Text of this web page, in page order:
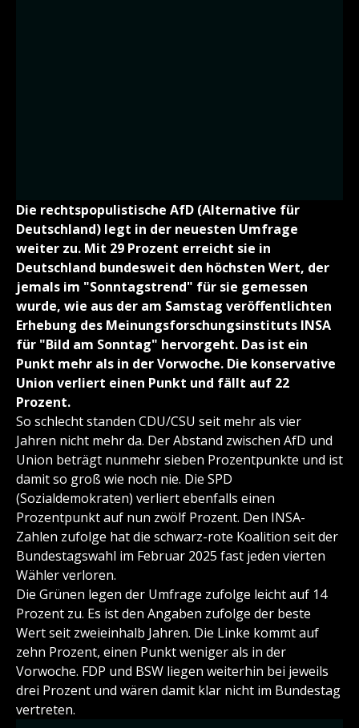
Die rechtspopulistische AfD (Alternative für
Deutschland) legt in der neuesten Umfrage
weiter zu. Mit 29 Prozent erreicht sie in
Deutschland bundesweit den höchsten Wert, der
jemals im "Sonntagstrend" für sie gemessen
wurde, wie aus der am Samstag veröffentlichten
Erhebung des Meinungsforschungsinstituts INSA
für "Bild am Sonntag" hervorgeht. Das ist ein
Punkt mehr als in der Vorwoche. Die konservative
Union verliert einen Punkt und fällt auf 22
Prozent.
So schlecht standen CDU/CSU seit mehr als vier
Jahren nicht mehr da. Der Abstand zwischen AfD und
Union beträgt nunmehr sieben Prozentpunkte und ist
damit so groß wie noch nie. Die SPD
(Sozialdemokraten) verliert ebenfalls einen
Prozentpunkt auf nun zwölf Prozent. Den INSA-
Zahlen zufolge hat die schwarz-rote Koalition seit der
Bundestagswahl im Februar 2025 fast jeden vierten
Wähler verloren.
Die Grünen legen der Umfrage zufolge leicht auf 14
Prozent zu. Es ist den Angaben zufolge der beste
Wert seit zweieinhalb Jahren. Die Linke kommt auf
zehn Prozent, einen Punkt weniger als in der
Vorwoche. FDP und BSW liegen weiterhin bei jeweils
drei Prozent und wären damit klar nicht im Bundestag
vertreten.